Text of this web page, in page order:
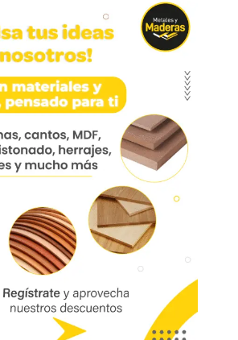
U-28 Alum X
para puertas de
de carpintería o
de carpintería y